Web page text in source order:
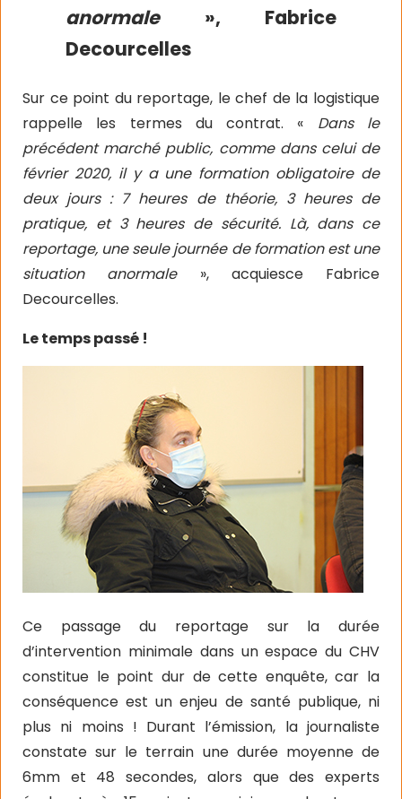
anormale», Fabrice
Decourcelles
Sur ce point du reportage, le chef de la logistique
rappelle les termes du contrat. « Dans le
précédent marché public, comme dans celui de
février 2020, il y a une formation obligatoire de
deux jours : 7 heures de théorie, 3 heures de
pratique, et 3 heures de sécurité. Là, dans ce
reportage, une seule journée de formation est une
situation anormale », acquiesce Fabrice
Decourcelles.
Le temps passé !
Ce passage du reportage sur la durée
d’intervention minimale dans un espace du CHV
constitue le point dur de cette enquête, car la
conséquence est un enjeu de santé publique, ni
plus ni moins ! Durant l’émission, la journaliste
constate sur le terrain une durée moyenne de
6mm et 48 secondes, alors que des experts